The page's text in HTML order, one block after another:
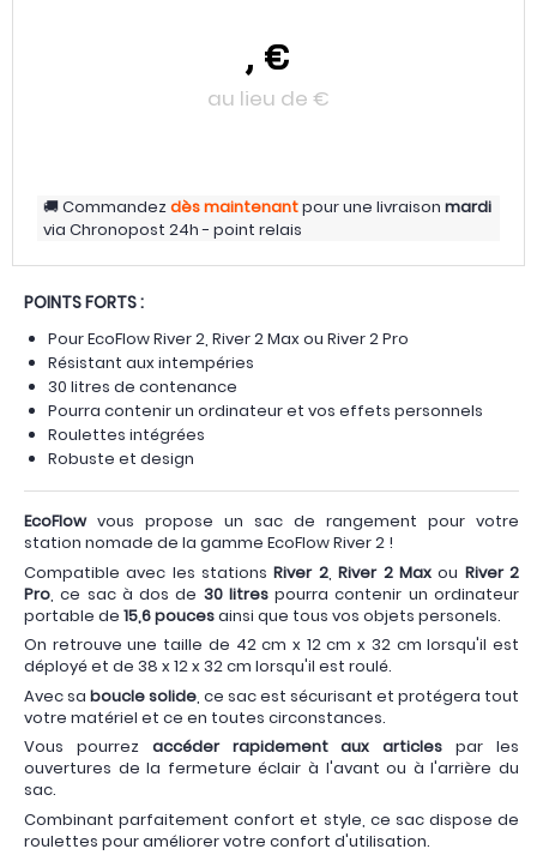
, €
au lieu de €
Commandezdès maintenantpour une livraison mardi
via Chronopost 24h - point relais
POINTS FORTS :
Pour EcoFlow River 2, River 2 Max ou River 2 Pro
Résistant aux intempéries
30 litres de contenance
Pourra contenir un ordinateur et vos effets personnels
Roulettes intégrées
Robuste et design
EcoFlowvous propose un sac de rangement pour votre
station nomade de la gamme EcoFlow River 2 !
Compatible avec les stationsRiver 2,River 2 Maxou River 2
Pro , ce sac à dos de 30 litrespourra contenir un ordinateur
portable de 15,6 poucesainsi que tous vos objets personels.
On retrouve une taille de 42 cm x 12 cm x 32 cm lorsqu'il est
déployé et de 38 x 12 x 32 cm lorsqu'il est roulé.
Avec sa boucle solide , ce sac est sécurisant et protégera tout
votre matériel et ce en toutes circonstances.
Vous pourrez accéder rapidement aux articles par les
ouvertures de la fermeture éclair à l'avant ou à l'arrière du
sac.
Combinant parfaitement confort et style, ce sac dispose de
roulettes pour améliorer votre confort d'utilisation.